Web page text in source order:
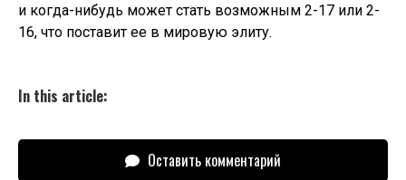
и когда-нибудь может стать возможным 2-17 или 2-
16, что поставит ее в мировую элиту.
In this article:
Оставить комментарий